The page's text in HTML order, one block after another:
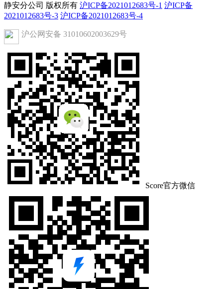
静安分公司 版权所有 沪ICP备2021012683号-1 沪ICP备
2021012683号-3 沪ICP备2021012683号-4
沪公网安备 31010602003629号
Score官方微信